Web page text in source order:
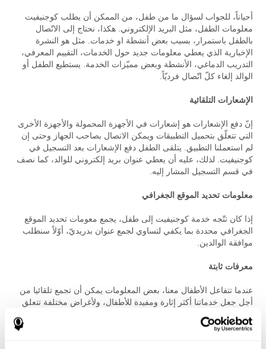
أحياناً، للجواب لسؤال ما من طفل، من الممكن أن يطلب كوجنيفيت
معلومات الطفل، مثل البريد الإلكتروني. هكذا، نحتاج إلى الاتّصال
بالطفل باستمرار، بسبب بعض أنشطة او خدمات. مثل هو النشرة
الإخبارية الذي يعطي معلومات جديد حول الخدمات، التقييم المعرفي،
التدريب الدماغي، الأنشطة وبعض مميّزات الخدمة. يستطيع الطفل أو
الوالد إلغاء كلّ اتّصال فرديّاً.
الإشعارات التلقائية
إنّ دفع الإشعارات هو إشعارات في الأجهزة المحمولة والأجهزة الأخرى
التي تتعلّق بتحميل التطبيقات ويمكن الاتصال بصاحب الجهاز وحتى إن
لم استعملنا التطبيق. يتلقى الطفل دفع الإشعارات بعد التسجيل في
كوجنيفيت. لذلك، عليه أن يعطي عنوان بريد إلكتروني للوالد، كما نصف
في قسم التسجيل المشار إليه.
معلومات تحديد الموقع الجغرافي
إذا كان تتّجه خدمة كوجنيفيت إلى طفل، يجمع معومات تحديد الموقع
الجغرافي محددة بما يكفي لتساوي لجمع عنوان بدريديّ، أوّلاً سنطلب
موافقة الوالدين.
معرفات ثابتة
عندما تتفاعل الأطفال معنا، بعض المعلومات يمكن أن تجمع تلقائيا من
أجل جعل خدماتنا أكثر إثارة ومفيدة للأطفال، ولأغراض مختلفة تتعلق
حاسوب الطفل أو معرفة الجهاز المحمول، متصفح الإنترنت، وغالبا